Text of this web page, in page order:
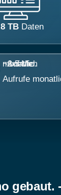
TB Daten
Aufrufe
gebaut.